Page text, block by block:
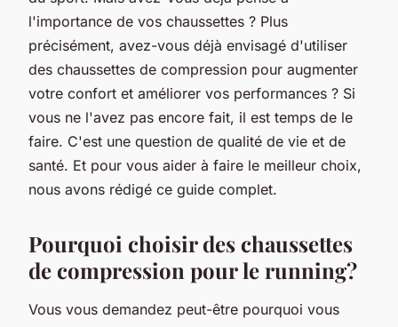
l'importance de vos chaussettes ? Plus
précisément, avez-vous déjà envisagé d'utiliser
des chaussettes de compression pour augmenter
votre confort et améliorer vos performances ? Si
vous ne l'avez pas encore fait, il est temps de le
faire. C'est une question de qualité de vie et de
santé. Et pour vous aider à faire le meilleur choix,
nous avons rédigé ce guide complet.
Pourquoi choisir des chaussettes
de compression pour le running?
Vous vous demandez peut-être pourquoi vous